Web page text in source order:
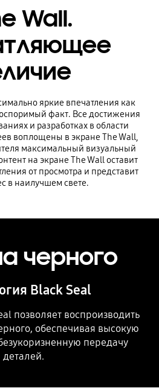
Wall.
яркие впечатления как
факт. Все достижения
и разработках в области
воплощены в экране The Wall,
максимальный визуальный
на экране The Wall оставит
от просмотра и представит
в наилучшем свете.
черного
Black Seal
позволяет воспроизводить
обеспечивая высокую
передачу
деталей.